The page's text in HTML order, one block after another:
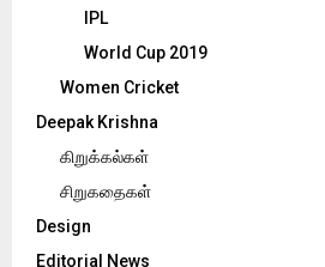
IPL
World Cup 2019
Women Cricket
Deepak Krishna
கிறுக்கல்கள்
சிறுகதைகள்
Design
Editorial News